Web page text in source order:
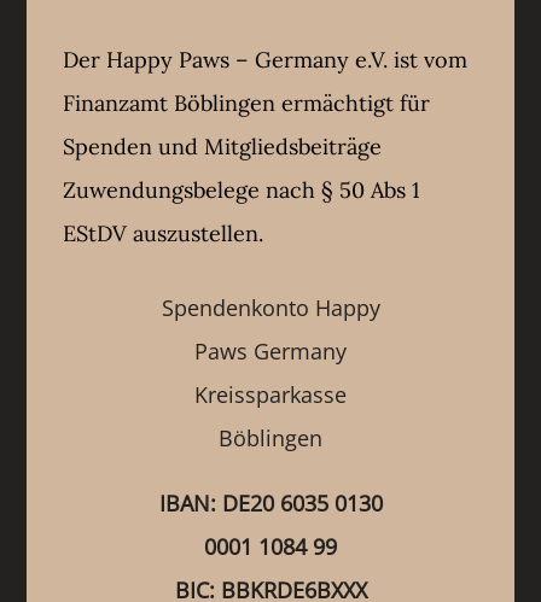
Der Happy Paws – Germany e.V. ist vom
Finanzamt Böblingen ermächtigt für
Spenden und Mitgliedsbeiträge
Zuwendungsbelege nach § 50 Abs 1
EStDV auszustellen.
Spendenkonto Happy
Paws Germany
Kreissparkasse
Böblingen
IBAN: DE20 6035 0130
0001 1084 99
BIC: BBKRDE6BXXX